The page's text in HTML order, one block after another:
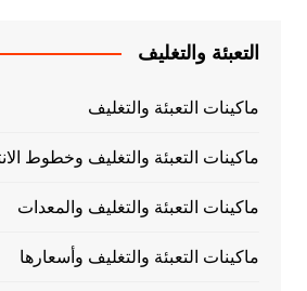
التعبئة والتغليف
ماكينات التعبئة والتغليف
ماكينات التعبئة والتغليف وخطوط
ماكينات التعبئة والتغليف والمعدات
ماكينات التعبئة والتغليف وأسعارها